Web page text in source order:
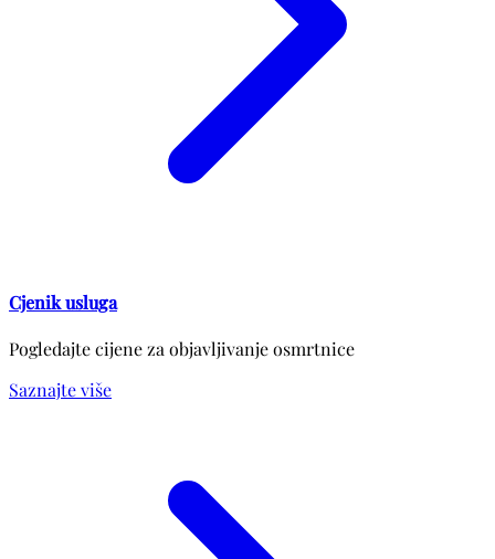
Cjenik usluga
Pogledajte cijene za objavljivanje osmrtnice
Saznajte više